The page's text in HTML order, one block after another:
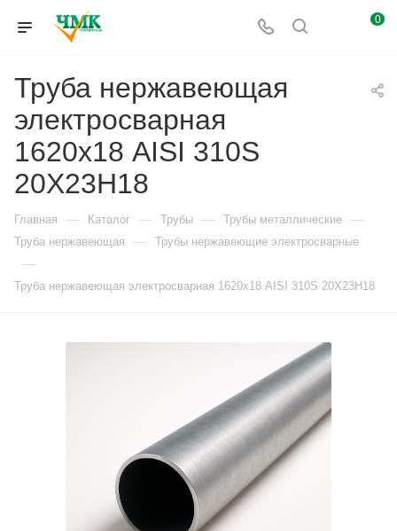
0
Труба нержавеющая
электросварная
1620х18 AISI 310S
20Х23Н18
Главная — Каталог — Трубы — Трубы металлические —
Труба нержавеющая — Трубы нержавеющие электросварные
—
Труба нержавеющая электросварная 1620х18 AISI 310S 20Х23Н18